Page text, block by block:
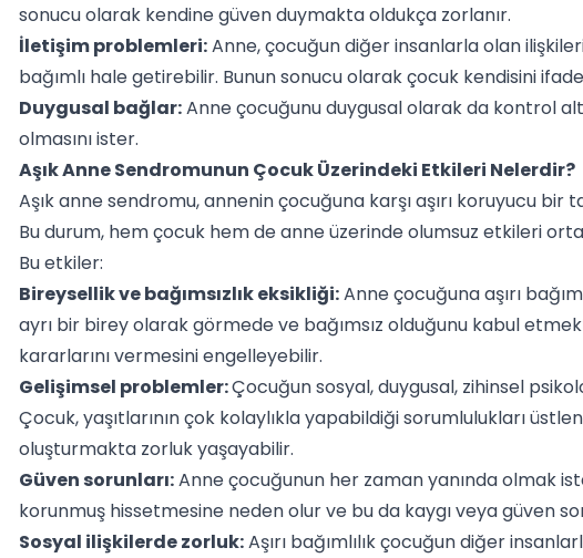
sonucu olarak kendine güven duymakta oldukça zorlanır.
İletişim problemleri:Anne, çocuğun diğer insanlarla olan
bağımlı hale getirebilir. Bunun sonucu olarak çocuk kendisini
Duygusal bağlar:Anne çocuğunu duygusal olarak da kontrol
olmasını ister.
Aşık Anne Sendromunun Çocuk Üzerindeki Etkileri Nelerdir?
Aşık anne sendromu, annenin çocuğuna karşı aşırı koruyucu bir
Bu durum, hem çocuk hem de anne üzerinde olumsuz etkileri
Bu etkiler:
Bireysellik ve bağımsızlık eksikliği:Anne çocuğuna aşırı
ayrı bir birey olarak görmede ve bağımsız olduğunu kabul
kararlarını vermesini engelleyebilir.
Gelişimsel problemler:Çocuğun sosyal, duygusal, zihinsel
Çocuk, yaşıtlarının çok kolaylıkla yapabildiği sorumlulukları
oluşturmakta zorluk yaşayabilir.
Güven sorunları:Anne çocuğunun her zaman yanında olmak
korunmuş hissetmesine neden olur ve bu da kaygı veya güven
Sosyal ilişkilerde zorluk:Aşırı bağımlılık çocuğun diğer